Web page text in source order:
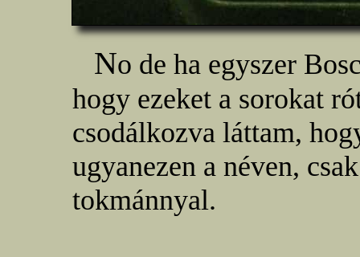
No de ha egyszer
hogy ezeket a sorokat
csodálkozva láttam,
ugyanezen a néven,
tokmánnyal.